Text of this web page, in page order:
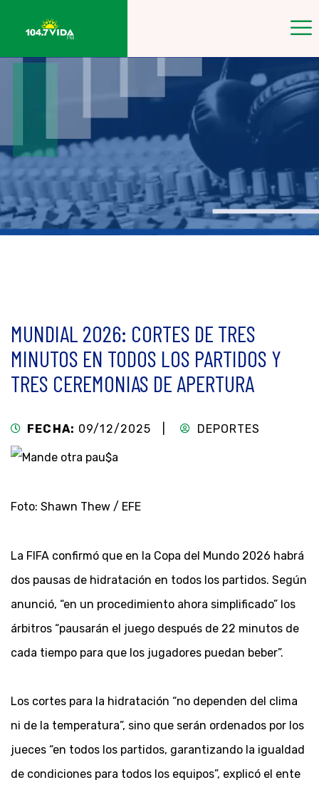
MUNDIAL 2026: CORTES DE TRES
MINUTOS EN TODOS LOS PARTIDOS Y
TRES CEREMONIAS DE APERTURA
FECHA: 09/12/2025 | DEPORTES
Foto: Shawn Thew / EFE
La FIFA confirmó que en la Copa del Mundo 2026 habrá
dos pausas de hidratación en todos los partidos. Según
anunció, “en un procedimiento ahora simplificado” los
árbitros “pausarán el juego después de 22 minutos de
cada tiempo para que los jugadores puedan beber”.
Los cortes para la hidratación “no dependen del clima
ni de la temperatura”, sino que serán ordenados por los
jueces “en todos los partidos, garantizando la igualdad
de condiciones para todos los equipos”, explicó el ente